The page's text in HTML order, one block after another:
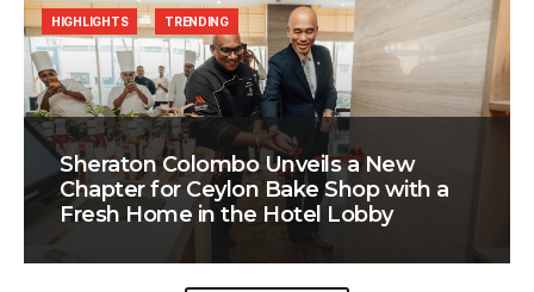
Sheraton Colombo Unveils a New
Chapter for Ceylon Bake Shop with a
Fresh Home in the Hotel Lobby
HIGHLIGHTS TRENDING